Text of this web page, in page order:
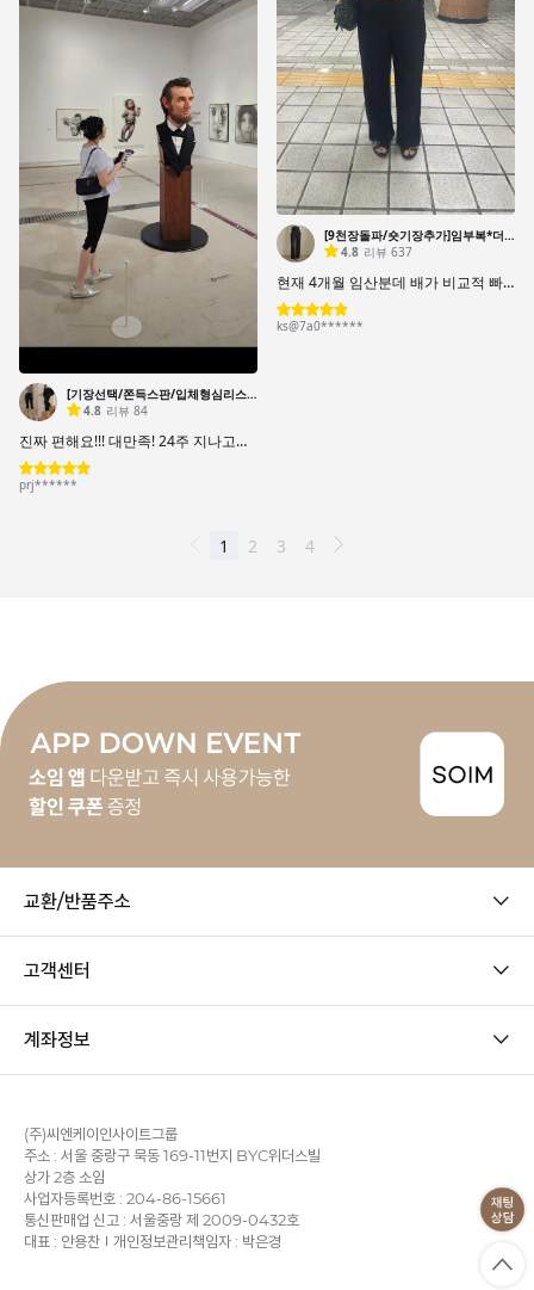
교환/반품주소
고객센터
계좌정보
(주)씨엔케이인사이트그룹
주소 : 서울 중랑구 묵동 169-11번지 BYC위더스빌
상가 2층 소임
사업자등록번호 : 204-86-15661
통신판매업 신고 : 서울중랑 제 2009-0432호
대표 : 안용찬
개인정보관리책임자 : 박은경